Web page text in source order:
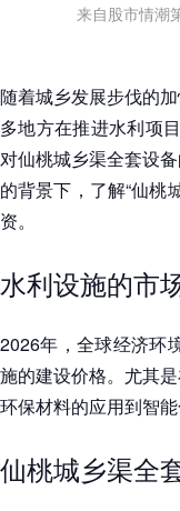
来自股市情潮
随着城乡发展步伐的
多地方在推进水利项
对仙桃城乡渠全套设
的背景下，了解“仙桃
资。
水利设施的市
2026年，全球经济环
施的建设价格。尤其
环保材料的应用到智
仙桃城乡渠全